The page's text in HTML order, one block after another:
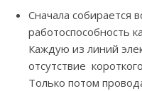
Сначала собирается
работоспособность
Каждую из линий
отсутствие
Только потом